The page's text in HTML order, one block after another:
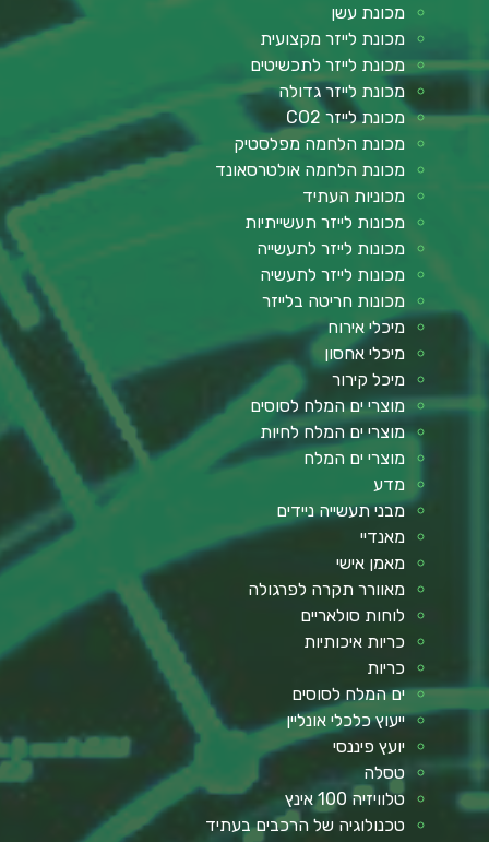
מכונת עשן
מכונת לייזר מקצועית
מכונת לייזר לתכשיטים
מכונת לייזר גדולה
מכונת לייזר CO2
מכונת הלחמה מפלסטיק
מכונת הלחמה אולטרסאונד
מכוניות העתיד
מכונות לייזר תעשייתיות
מכונות לייזר לתעשייה
מכונות לייזר לתעשיה
מכונות חריטה בלייזר
מיכלי אירוח
מיכלי אחסון
מיכל קירור
מוצרי ים המלח לסוסים
מוצרי ים המלח לחיות
מוצרי ים המלח
מדע
מבני תעשייה ניידים
מאנדיי
מאמן אישי
מאוורר תקרה לפרגולה
לוחות סולאריים
כריות איכותיות
כריות
ים המלח לסוסים
ייעוץ כלכלי אונליין
יועץ פיננסי
טסלה
טלוויזיה 100 אינץ
טכנולוגיה של הרכבים בעתיד